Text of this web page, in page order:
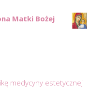
Matki Bożej
medycyny estetycznej